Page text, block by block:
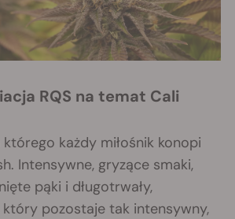
każdy miłośnik konopi
Intensywne, gryzące smaki,
pąki i długotrwały,
który pozostaje tak intensywny,